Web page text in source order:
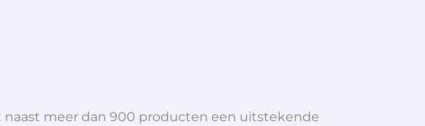
meer dan 900 producten een uitstekende